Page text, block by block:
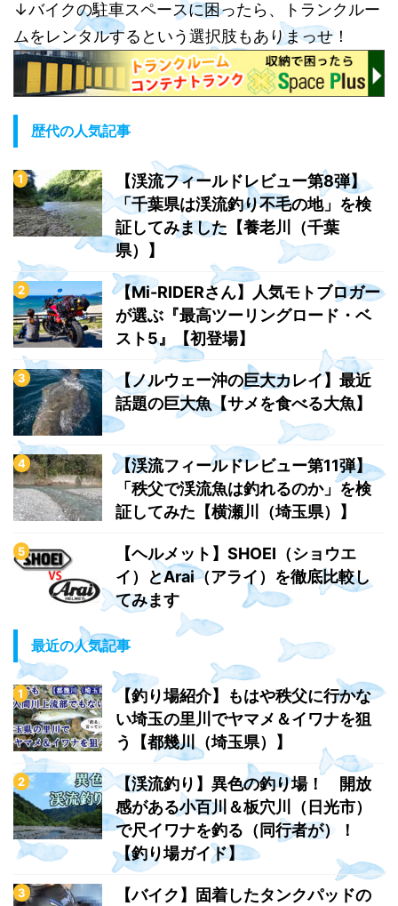
↓バイクの駐車スペースに困ったら、トランクルー
ムをレンタルするという選択肢もありまっせ！
歴代の人気記事
【渓流フィールドレビュー第8弾】
「千葉県は渓流釣り不毛の地」を検
証してみました【養老川（千葉
県）】
【Mi-RIDERさん】人気モトブロガー
が選ぶ『最高ツーリングロード・ベ
スト5』【初登場】
【ノルウェー沖の巨大カレイ】最近
話題の巨大魚【サメを食べる大魚】
【渓流フィールドレビュー第11弾】
「秩父で渓流魚は釣れるのか」を検
証してみた【横瀬川（埼玉県）】
【ヘルメット】SHOEI（ショウエ
イ）とArai（アライ）を徹底比較し
てみます
最近の人気記事
【釣り場紹介】もはや秩父に行かな
い埼玉の里川でヤマメ＆イワナを狙
う【都幾川（埼玉県）】
【渓流釣り】異色の釣り場！ 開放
感がある小百川＆板穴川（日光市）
で尺イワナを釣る（同行者が）！
【釣り場ガイド】
【バイク】固着したタンクパッドの